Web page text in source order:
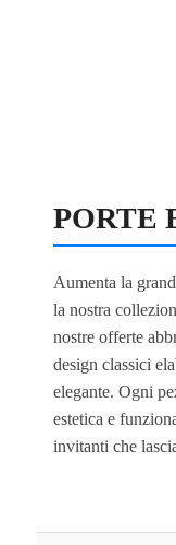
PORTE
Aumenta la
la nostra
nostre offerte
design classici
elegante. Ogni
estetica e
invitanti che